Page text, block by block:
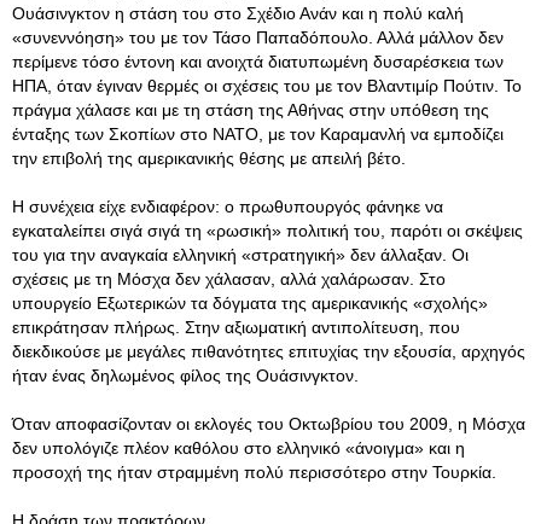
Ουάσινγκτον η στάση του στο Σχέδιο Ανάν και η πολύ καλή
«συνεννόηση» του με τον Τάσο Παπαδόπουλο. Αλλά μάλλον δεν
περίμενε τόσο έντονη και ανοιχτά διατυπωμένη δυσαρέσκεια των
ΗΠΑ, όταν έγιναν θερμές οι σχέσεις του με τον Βλαντιμίρ Πούτιν. Το
πράγμα χάλασε και με τη στάση της Αθήνας στην υπόθεση της
ένταξης των Σκοπίων στο ΝΑΤΟ, με τον Καραμανλή να εμποδίζει
την επιβολή της αμερικανικής θέσης με απειλή βέτο.
Η συνέχεια είχε ενδιαφέρον: ο πρωθυπουργός φάνηκε να
εγκαταλείπει σιγά σιγά τη «ρωσική» πολιτική του, παρότι οι σκέψεις
του για την αναγκαία ελληνική «στρατηγική» δεν άλλαξαν. Οι
σχέσεις με τη Μόσχα δεν χάλασαν, αλλά χαλάρωσαν. Στο
υπουργείο Εξωτερικών τα δόγματα της αμερικανικής «σχολής»
επικράτησαν πλήρως. Στην αξιωματική αντιπολίτευση, που
διεκδικούσε με μεγάλες πιθανότητες επιτυχίας την εξουσία, αρχηγός
ήταν ένας δηλωμένος φίλος της Ουάσινγκτον.
Όταν αποφασίζονταν οι εκλογές του Οκτωβρίου του 2009, η Μόσχα
δεν υπολόγιζε πλέον καθόλου στο ελληνικό «άνοιγμα» και η
προσοχή της ήταν στραμμένη πολύ περισσότερο στην Τουρκία.